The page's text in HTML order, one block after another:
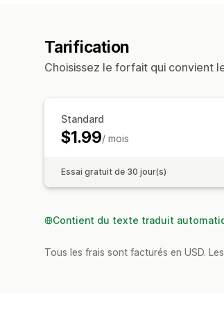
Tarification
Choisissez le forfait qui convient
Standard
$1.99/ mois
Essai gratuit de 30 jour(s)
Contient du texte traduit
Tous les frais sont facturés en USD.